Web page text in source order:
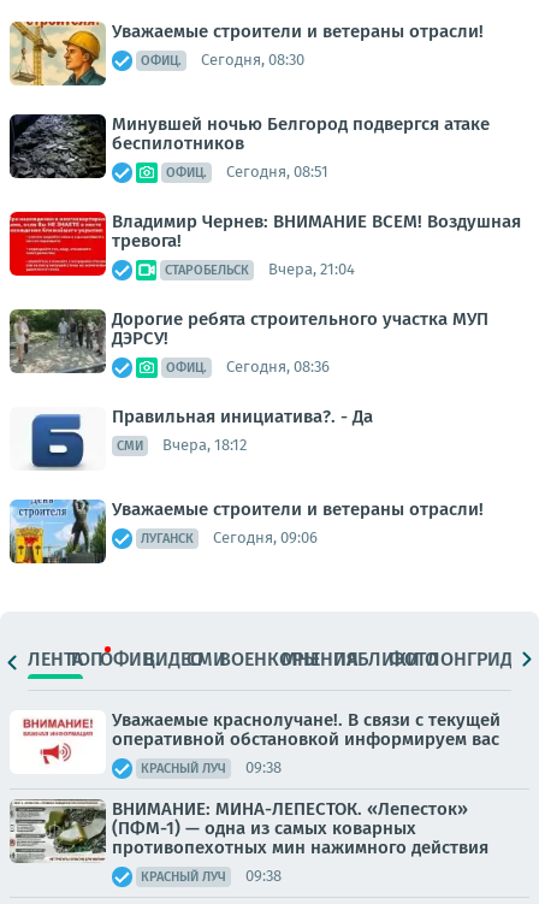
Уважаемые строители и ветераны отрасли!
ОФИЦ. Сегодня, 08:30
Минувшей ночью Белгород подвергся атаке
беспилотников
ОФИЦ. Сегодня, 08:51
Владимир Чернев: ВНИМАНИЕ ВСЕМ! Воздушная
тревога!
СТАРОБЕЛЬСК Вчера, 21:04
Дорогие ребята строительного участка МУП
ДЭРСУ!
ОФИЦ. Сегодня, 08:36
Правильная инициатива?. - Да
СМИ Вчера, 18:12
Уважаемые строители и ветераны отрасли!
ЛУГАНСК Сегодня, 09:06
ЛЕНТАТОПОФИЦ.ВИДЕОСМИВОЕНКОРЫМНЕНИЯПАБЛИКИ
ФОТОЛОНГРИДЫ
Уважаемые краснолучане!. В связи с текущей
оперативной обстановкой информируем вас
КРАСНЫЙ ЛУЧ 09:38
ВНИМАНИЕ: МИНА-ЛЕПЕСТОК. «Лепесток»
(ПФМ-1) — одна из самых коварных
противопехотных мин нажимного действия
КРАСНЫЙ ЛУЧ 09:38